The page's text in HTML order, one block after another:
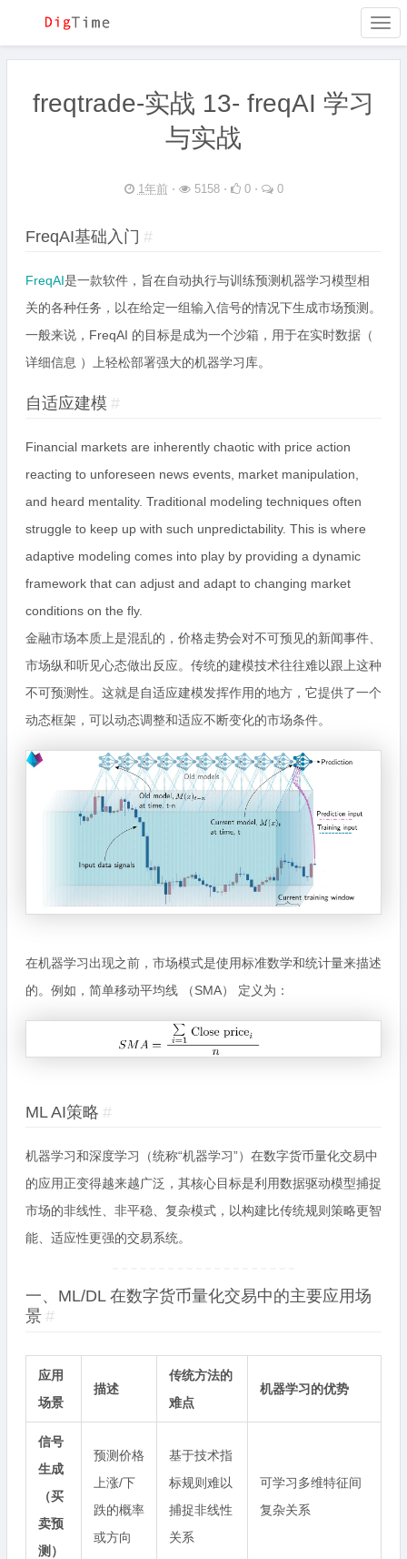
freqtrade-实战 13- freqAI 学习
与实战
1年前 ⋅ 5158 ⋅ 0 ⋅ 0
FreqAI基础入门 #
FreqAI是一款软件，旨在自动执行与训练预测机器学习模型相
关的各种任务，以在给定一组输入信号的情况下生成市场预测。
一般来说，FreqAI 的目标是成为一个沙箱，用于在实时数据（
详细信息 ）上轻松部署强大的机器学习库。
自适应建模 #
Financial markets are inherently chaotic with price action
reacting to unforeseen news events, market manipulation,
and heard mentality. Traditional modeling techniques often
struggle to keep up with such unpredictability. This is where
adaptive modeling comes into play by providing a dynamic
framework that can adjust and adapt to changing market
conditions on the fly.
金融市场本质上是混乱的，价格走势会对不可预见的新闻事件、
市场纵和听见心态做出反应。传统的建模技术往往难以跟上这种
不可预测性。这就是自适应建模发挥作用的地方，它提供了一个
动态框架，可以动态调整和适应不断变化的市场条件。
在机器学习出现之前，市场模式是使用标准数学和统计量来描述
的。例如，简单移动平均线 （SMA） 定义为：
ML AI策略 #
机器学习和深度学习（统称“机器学习”）在数字货币量化交易中
的应用正变得越来越广泛，其核心目标是利用数据驱动模型捕捉
市场的非线性、非平稳、复杂模式，以构建比传统规则策略更智
能、适应性更强的交易系统。
一、ML/DL 在数字货币量化交易中的主要应用场
景 #
应用
场景
描述
传统方法的
难点
机器学习的优势
信号
生成
（买
卖预
测）
预测价格
上涨/下
跌的概率
或方向
基于技术指
标规则难以
捕捉非线性
关系
可学习多维特征间
复杂关系